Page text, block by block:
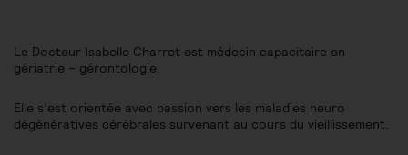
Le Docteur Isabelle Charret est médecin capacitaire en
gériatrie – gérontologie.
Elle s’est orientée avec passion vers les maladies neuro
dégénératives cérébrales survenant au cours du vieillissement.